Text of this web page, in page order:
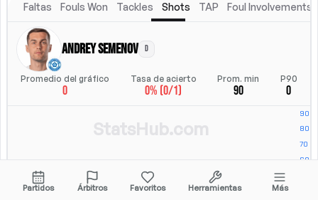
Rango de partidos
Ultimos 60 partidos
Competiciones
Ligas(2)
Alineacion titular
Faltas Fouls Won Tackles Shots TAP Foul Involvements
Andrey Semenov D
Promedio del gráfico
0
Tasa de acierto
0% (0/1)
Prom. min
90
P90
0
Partidos Árbitros Favoritos Herramientas Más